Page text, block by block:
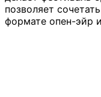
позволяет
формате опен-эйр